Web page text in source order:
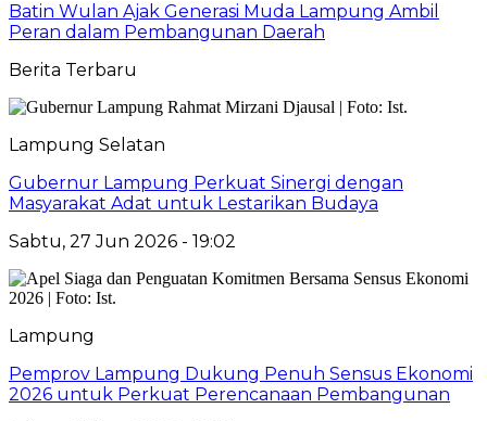
Batin Wulan Ajak Generasi Muda Lampung Ambil
Peran dalam Pembangunan Daerah
Berita Terbaru
Lampung Selatan
Gubernur Lampung Perkuat Sinergi dengan
Masyarakat Adat untuk Lestarikan Budaya
Sabtu, 27 Jun 2026 - 19:02
Lampung
Pemprov Lampung Dukung Penuh Sensus Ekonomi
2026 untuk Perkuat Perencanaan Pembangunan